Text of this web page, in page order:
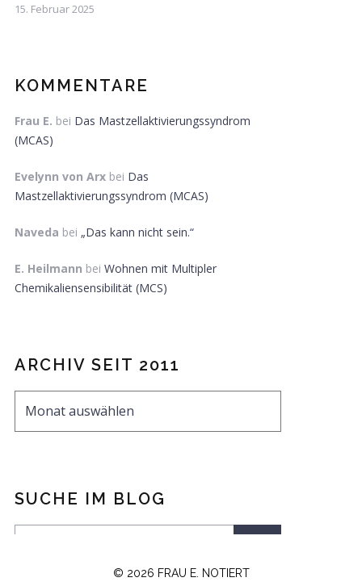
15. Februar 2025
KOMMENTARE
Frau E. bei Das Mastzellaktivierungssyndrom
(MCAS)
Evelynn von Arx bei Das
Mastzellaktivierungssyndrom (MCAS)
Naveda bei „Das kann nicht sein.“
E. Heilmann bei Wohnen mit Multipler
Chemikaliensensibilität (MCS)
ARCHIV SEIT 2011
SUCHE IM BLOG
© 2026 FRAU E. NOTIERT